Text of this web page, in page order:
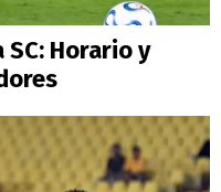
SC: Horario y